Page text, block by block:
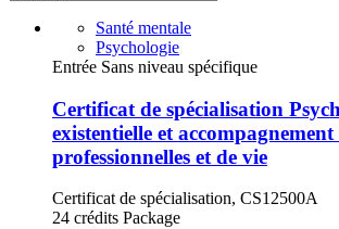
Santé mentale
Psychologie
Entrée Sans niveau spécifique
Certificat de spécialisation
existentielle et
professionnelles et de vie
Certificat de spécialisation, CS12500A
24 crédits Package